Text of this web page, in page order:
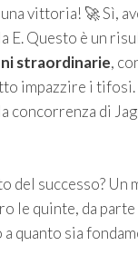
vittoria! 🚀 Sì,
E. Questo è un
straordinarie,
impazzire i
concorrenza di
del successo?
le quinte, da
a quanto sia